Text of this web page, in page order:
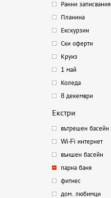
Ранни записвания
Планина
Екскурзии
Ски оферти
Круиз
1 май
Коледа
8 декември
Екстри
вътрешен басейн
Wi-Fi интернет
външен басейн
парна баня
фитнес
дом. любимци